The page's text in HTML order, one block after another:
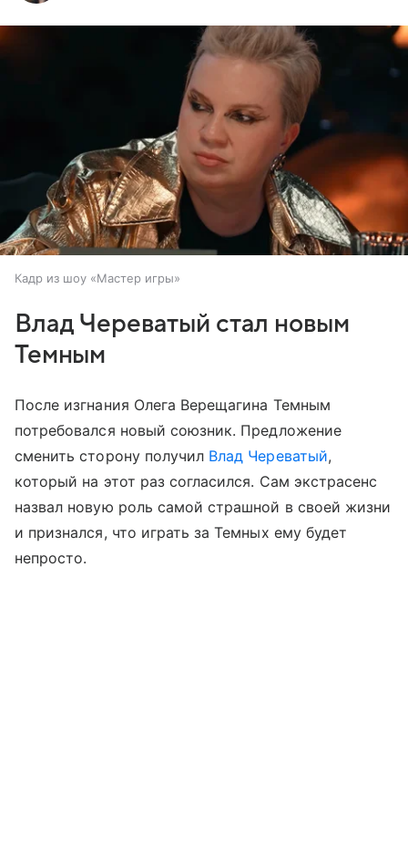
Кадр из шоу «Мастер игры»
Влад Череватый стал новым
Темным
После изгнания Олега Верещагина Темным
потребовался новый союзник. Предложение
сменить сторону получил Влад Череватый,
который на этот раз согласился. Сам экстрасенс
назвал новую роль самой страшной в своей жизни
и признался, что играть за Темных ему будет
непросто.